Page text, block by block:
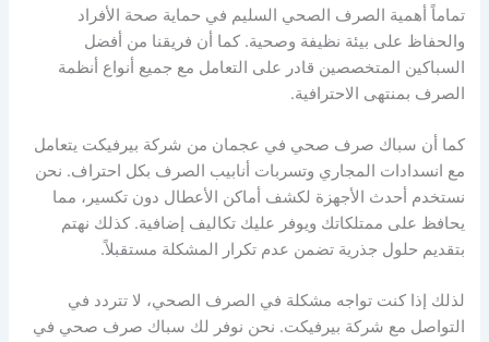
تماماً أهمية الصرف الصحي السليم في حماية صحة الأفراد
والحفاظ على بيئة نظيفة وصحية. كما أن فريقنا من أفضل
السباكين المتخصصين قادر على التعامل مع جميع أنواع أنظمة
الصرف بمنتهى الاحترافية.
كما أن سباك صرف صحي في عجمان من شركة بيرفيكت يتعامل
مع انسدادات المجاري وتسربات أنابيب الصرف بكل احتراف. نحن
نستخدم أحدث الأجهزة لكشف أماكن الأعطال دون تكسير، مما
يحافظ على ممتلكاتك ويوفر عليك تكاليف إضافية. كذلك نهتم
بتقديم حلول جذرية تضمن عدم تكرار المشكلة مستقبلاً.
لذلك إذا كنت تواجه مشكلة في الصرف الصحي، لا تتردد في
التواصل مع شركة بيرفيكت. نحن نوفر لك سباك صرف صحي في